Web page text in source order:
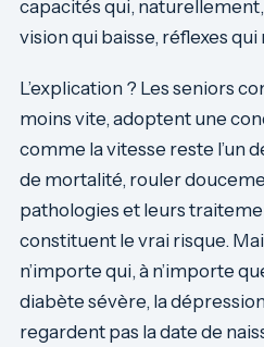
capacités qui, naturellement,
vision qui baisse, réflexes
L’explication ? Les seniors
moins vite, adoptent une
comme la vitesse reste l’un
de mortalité, rouler
pathologies et leurs
constituent le vrai risque.
n’importe qui, à n’importe
diabète sévère, la
regardent pas la date de